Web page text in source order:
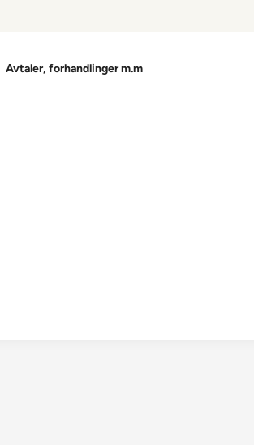
Avtaler, forhandlinger m.m